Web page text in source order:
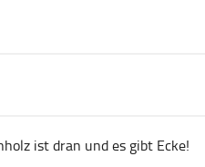
ist dran und es gibt Ecke!